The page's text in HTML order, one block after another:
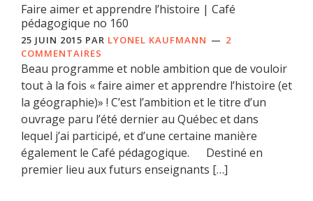
Faire aimer et apprendre l’histoire | Café
pédagogique no 160
25 JUIN 2015 PAR LYONEL KAUFMANN
2
COMMENTAIRES
Beau programme et noble ambition que de vouloir
tout à la fois « faire aimer et apprendre l’histoire (et
la géographie)» ! C’est l’ambition et le titre d’un
ouvrage paru l’été dernier au Québec et dans
lequel j’ai participé, et d’une certaine manière
également le Café pédagogique. Destiné en
premier lieu aux futurs enseignants […]